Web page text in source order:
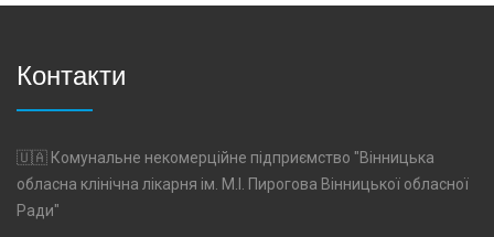
Контакти
🇺🇦 Комунальне некомерційне підприємство "Вінницька
обласна клінічна лікарня ім. М.І. Пирогова Вінницької обласної
Ради"